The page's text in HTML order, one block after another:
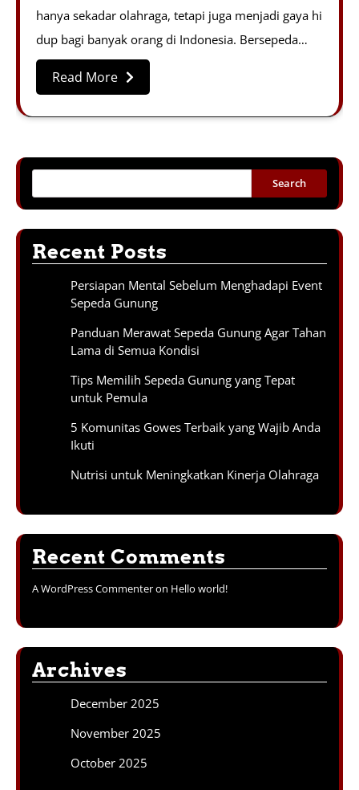
hanya sekadar olahraga, tetapi juga menjadi gaya hi
dup bagi banyak orang di Indonesia. Bersepeda…
Read More
Search
Recent Posts
Persiapan Mental Sebelum Menghadapi Event
Sepeda Gunung
Panduan Merawat Sepeda Gunung Agar Tahan
Lama di Semua Kondisi
Tips Memilih Sepeda Gunung yang Tepat
untuk Pemula
5 Komunitas Gowes Terbaik yang Wajib Anda
Ikuti
Nutrisi untuk Meningkatkan Kinerja Olahraga
Recent Comments
A WordPress Commenteron Hello world!
Archives
December 2025
November 2025
October 2025